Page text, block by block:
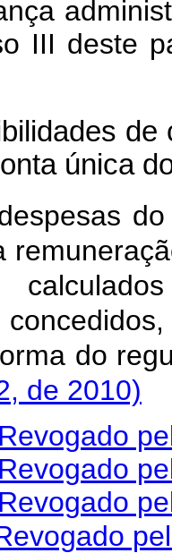
III
de
única
forma
de 2010)